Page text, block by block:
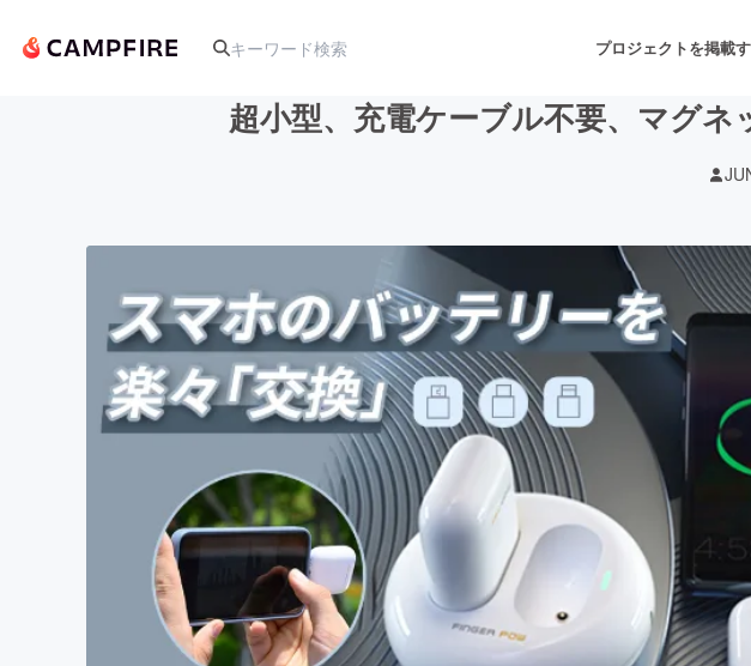
プロジェクトを掲載
アート・写真
テクノロジー・ガジェット ゲーム・サービス開発
映像・映画 書籍・雑誌出版
ビジネス・起業 チャレンジ
まちづくり・地域活性化
CAMPFIRE for
超小型、充電ケーブル不要、マグネ